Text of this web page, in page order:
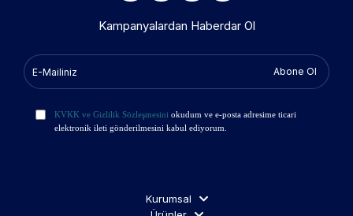
Kampanyalardan Haberdar Ol
Abone Ol
KVKK ve Gizlilik Sözleşmesini okudum ve e-posta adresime ticari
elektronik ileti gönderilmesini kabul ediyorum.
Kurumsal